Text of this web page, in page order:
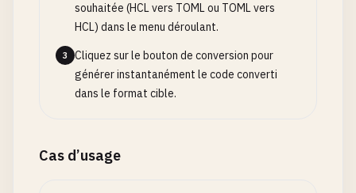
souhaitée (HCL vers TOML ou TOML vers
HCL) dans le menu déroulant.
3
Cliquez sur le bouton de conversion pour
générer instantanément le code converti
dans le format cible.
Cas d’usage